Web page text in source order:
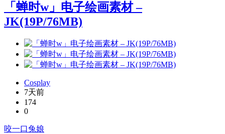
「蝉时w」电子绘画素材 –
JK(19P/76MB)
Cosplay
7天前
174
0
咬一口兔娘